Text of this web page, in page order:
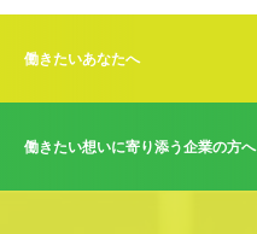
働きたいあなたへ
働きたい想いに寄り添う企業の方へ